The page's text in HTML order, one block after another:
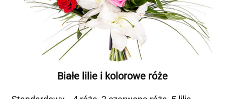
Białe lilie i kolorowe róże